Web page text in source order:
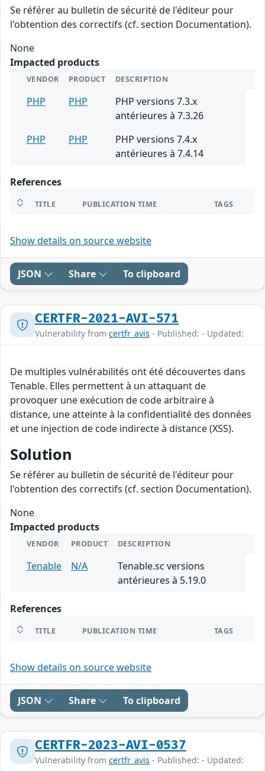
Se référer au bulletin de sécurité de l'éditeur pour
l'obtention des correctifs (cf. section Documentation).
None
Impacted products
VENDOR PRODUCT DESCRIPTION
PHP PHP
PHP versions 7.3.x
antérieures à 7.3.26
PHP
PHP
PHP versions 7.4.x
antérieures à 7.4.14
References
TITLE PUBLICATION TIME TAGS
Show details on source website
JSON Share To clipboard
CERTFR-2021-AVI-571
Vulnerability from certfr_avis - Published: - Updated:
De multiples vulnérabilités ont été découvertes dans
Tenable. Elles permettent à un attaquant de
provoquer une exécution de code arbitraire à
distance, une atteinte à la confidentialité des données
et une injection de code indirecte à distance (XSS).
Solution
Se référer au bulletin de sécurité de l'éditeur pour
l'obtention des correctifs (cf. section Documentation).
None
Impacted products
VENDOR PRODUCT DESCRIPTION
Tenable N/A
Tenable.sc versions
antérieures à 5.19.0
References
TITLE PUBLICATION TIME TAGS
Show details on source website
JSON Share To clipboard
CERTFR-2023-AVI-0537
Vulnerability from certfr_avis - Published: - Updated: